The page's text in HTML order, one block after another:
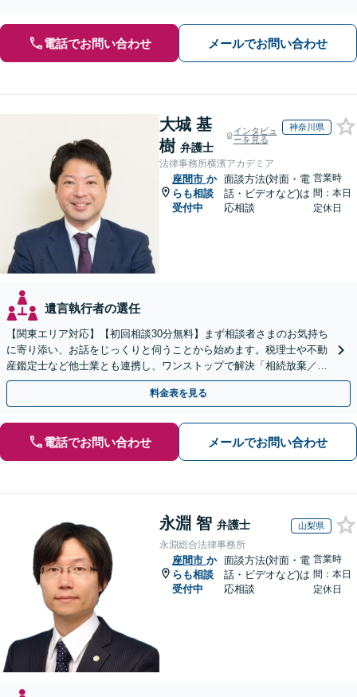
電話でお問い合わせ メールでお問い合わせ
大城 基
樹 弁護士
インタビュ
ーを見る
神奈川県
法律事務所横濱アカデミア
座間市 か
らも相談
受付中
面談方法(対面・電
話・ビデオなど)は
応相談
営業時
間：本日
定休日
遺言執行者の選任
【関東エリア対応】【初回相談30分無料】まず相談者さまのお気持ち
に寄り添い、お話をじっくりと伺うことから始めます。税理士や不動
産鑑定士など他士業とも連携し、ワンストップで解決「相続放棄／遺
言書作成／遺留分侵害額請求／使い込み・寄与分など」
料金表を見る
電話でお問い合わせ メールでお問い合わせ
永淵 智 弁護士 山梨県
永淵総合法律事務所
座間市 か
らも相談
受付中
面談方法(対面・電
話・ビデオなど)は
応相談
営業時
間：本日
定休日